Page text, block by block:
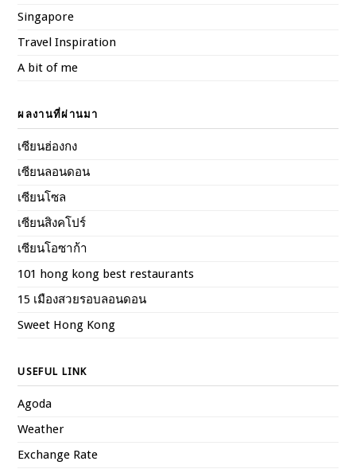
Singapore
Travel Inspiration
A bit of me
ผลงานที่ผ่านมา
เซียนฮ่องกง
เซียนลอนดอน
เซียนโซล
เซียนสิงคโปร์
เซียนโอซาก้า
101 hong kong best restaurants
15 เมืองสวยรอบลอนดอน
Sweet Hong Kong
USEFUL LINK
Agoda
Weather
Exchange Rate